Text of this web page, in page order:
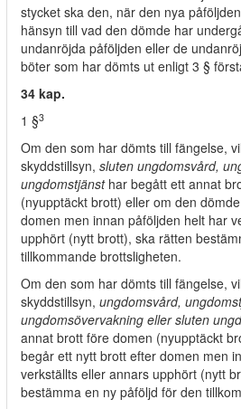
stycket ska den, när den nya
hänsyn till vad den dömde har
undanröjda påföljden eller de
böter som har dömts ut enligt 3 §
34 kap.
1 §3
Om den som har dömts till fängelse,
skyddstillsyn, sluten ungdomsvård,
ungdomstjänsthar begått ett annat
(nyupptäckt brott) eller om den
domen men innan påföljden helt har
upphört (nytt brott), ska rätten
tillkommande brottsligheten.
Om den som har dömts till fängelse,
skyddstillsyn, ungdomsvård,
ungdomsövervakning eller sluten
annat brott före domen (nyupptäckt
begår ett nytt brott efter domen men
verkställts eller annars upphört (nytt
bestämma en ny påföljd för den